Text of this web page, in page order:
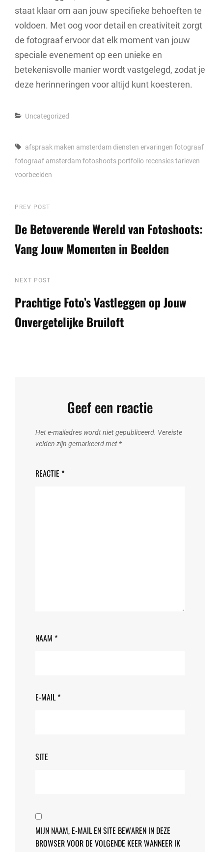
staat klaar om aan jouw specifieke behoeften te
voldoen. Met oog voor detail en creativiteit zorgt
de fotograaf ervoor dat elk moment van jouw
speciale evenement op een unieke en
betekenisvolle manier wordt vastgelegd, zodat je
deze herinneringen voor altijd kunt koesteren.
Categories
Uncategorized
Tags,
afspraak maken amsterdamdiensten ervaringen fotograaf
fotograaf amsterdamfotoshoots portfolio recensiestarieven
voorbeelden
Berichtnavigatie
Previous
Post
PREV POST
De Betoverende Wereld van Fotoshoots:
Vang Jouw Momenten in Beelden
Next
Post
NEXT POST
Prachtige Foto’s Vastleggen op Jouw
Onvergetelijke Bruiloft
Geef een reactie
Het e-mailadres wordt niet gepubliceerd. Vereiste
velden zijn gemarkeerd met *
REACTIE *
NAAM *
E-MAIL*
SITE
MIJN NAAM, E-MAIL EN SITE BEWAREN IN DEZE
BROWSER VOOR DE VOLGENDE KEER WANNEER IK